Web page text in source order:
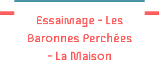
Essaimage - Les
Baronnes Perchées
- La Maison